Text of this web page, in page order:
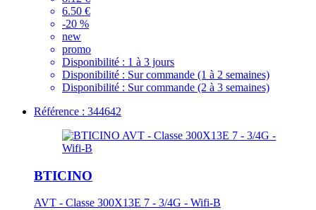
6.50 €
-20 %
new
promo
Disponibilité : 1 à 3 jours
Disponibilité : Sur commande (1 à 2 semaines)
Disponibilité : Sur commande (2 à 3 semaines)
Référence : 344642
BTICINO
AVT - Classe 300X13E 7 - 3/4G - Wifi-B